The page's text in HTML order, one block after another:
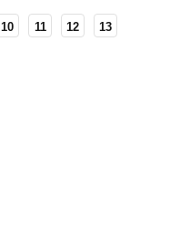
10 11 12 13